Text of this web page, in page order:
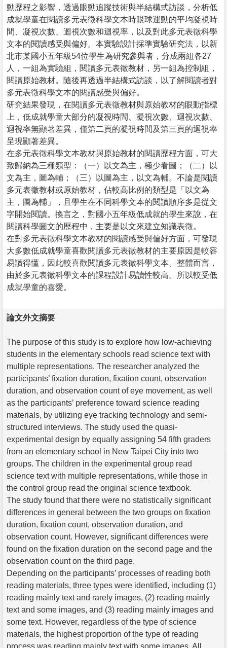
動歷程之影響，透過眼動追蹤技術與半結構式訪談，分析低
成就學童在閱讀多元表徵科學文本時眼球運動的平均凝視時
間、凝視次數、迴視次數和迴視率，以及對此多元表徵科學
文本的閱讀感受與偏好。本實驗設計採準實驗研究法，以新
北市某國小五年級54位學生為研究參與者，分成兩組各27
人，一組為實驗組，閱讀多元表徵教材，另一組為控制組，
閱讀原始教材。隨後再透過半結構式訪談，以了解閱讀者對
多元表徵科學文本的閱讀感受與偏好。
研究結果發現，在閱讀多元表徵教材與原始教材的眼動指標
上，低成就學童大部分的凝視時間、凝視次數、迴視次數、
迴視率無顯著差異，僅第二頁的凝視時間及第三頁的迴視率
呈現顯著差異。
在多元表徵科學文本教材與原始教材的閱讀歷程方面，可大
致歸納為三種類型：（一）以文為主，極少看圖；（二）以
文為主，圖為輔；（三）以圖為主，以文為輔。不論是閱讀
多元表徵教材或原始教材，佔較高比例的類型是「以文為
主，圖為輔」，且學生在不同科學文本的閱讀順序多是從文
字開始閱讀。換言之，對國小五年級低成就的學生來說，在
閱讀科學圖文的歷程中，主要是以文來建立知識表徵。
在對多元表徵科學文本教材的閱讀感受與偏好方面，可發現
大多數低成就學童喜歡閱讀多元表徵教材的主要原因是較容
易讀得懂，因此較喜歡閱讀多元表徵科學文本。整體而言，
由於多元表徵科學文本的課程設計易讀性較高。所以較受低
成就學童的喜愛。
論文外文摘要
The purpose of this study is to explore how low-achieving
students in the elementary schools read science text with
multiple representations. The researcher analyzed the
participants’ fixation duration, fixation count, observation
duration, and observation count of eye movement, as well
as the participants’ preference toward science reading
materials, by utilizing eye tracking technology and semi-
structured interviews. The study used the quasi-
experimental design by equally assigning 54 fifth graders
from an elementary school in New Taipei City into two
groups. The children in the experimental group read
science text with multiple representations, while those in
the control group read the original science textbook.
The study found that there were no statistically significant
differences in general between the two groups on fixation
duration, fixation count, observation duration, and
observation count. However, significant differences were
found on the fixation duration on the second page and the
observation count on the third page.
Depending on the participants’ processes of reading both
reading materials, three types were identified, including (1)
reading mainly text and rarely images, (2) reading mainly
text and some images, and (3) reading mainly images and
some text. However, regardless of the type of science
materials, the highest proportion of the type of reading
process was reading mainly text with some images. All